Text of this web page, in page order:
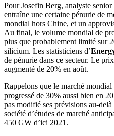
Pour Josefin Berg, analyste senior
entraîne une certaine pénurie de
mondial hors Chine, et un
Au final, le volume mondial de
plus que probablement limité sur
silicium. Les statisticiens d’
de pénurie dans ce secteur. Le
augmenté de 20% en août.
Rappelons que le marché
progressé de 30% aussi bien en
pas modifié ses prévisions au-
société d’études de marché
450 GW d’ici 2021.